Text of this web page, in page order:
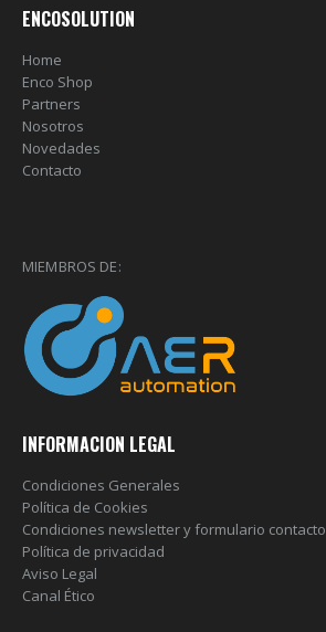
ENCOSOLUTION
Home
Enco Shop
Partners
Nosotros
Novedades
Contacto
MIEMBROS DE:
INFORMACION LEGAL
Condiciones Generales
Política de Cookies
Condiciones newsletter y formulario contacto
Política de privacidad
Aviso Legal
Canal Ético